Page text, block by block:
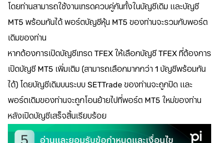
โดยท่านสามารถใช้งานเทรดควบคู่กันทั้งในบัญชีเดิม และบัญชี
MT5 พร้อมกันได้ พอร์ตบัญชีหุ้น MT5 ของท่านจะรวมกับพอร์ต
เดิมของท่าน
หากต้องการเปิดบัญชีเทรด TFEX ให้เลือกบัญชี TFEX ที่ต้องการ
เปิดบัญชี MT5 เพิ่มเติม (สามารถเลือกมากกว่า 1 บัญชีพร้อมกัน
ได้) โดยบัญชีเดิมบนระบบ SETTrade ของท่านจะถูกปิด และ
พอร์ตเดิมของท่านจะถูกโอนย้ายไปที่พอร์ต MT5 ใหม่ของท่าน
หลังเปิดบัญชีเสร็จสิ้นเรียบร้อย